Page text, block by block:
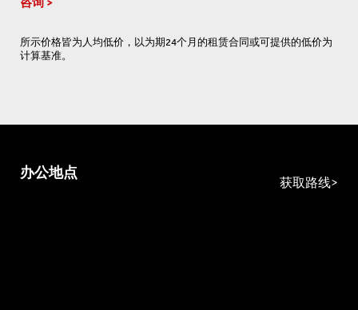
所示价格皆为人均低价，以为期24个月的租赁合同或可提供的低价为
计算基准。
办公地点
获取路线